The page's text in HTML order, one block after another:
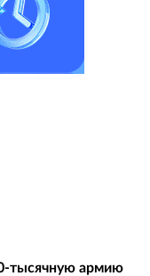
тысячную армию